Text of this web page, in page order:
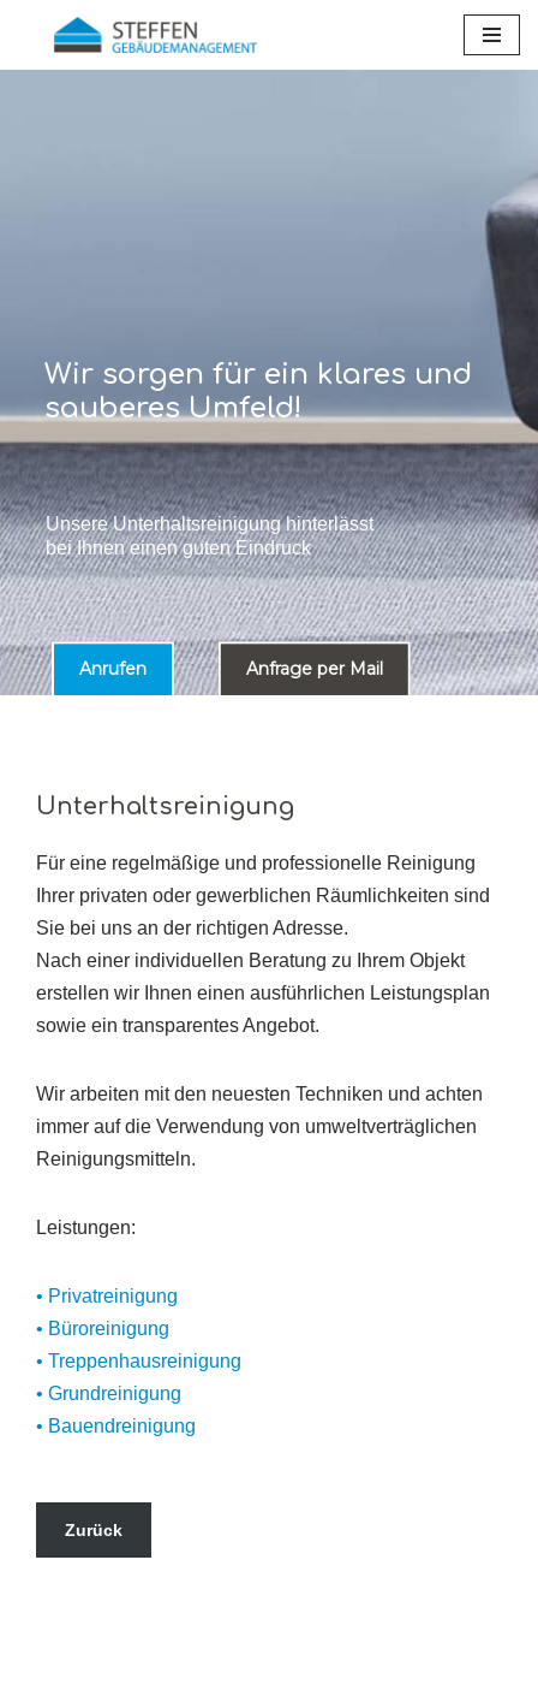
Zum
Wir sorgen für ein klares und
sauberes Umfeld!
Unsere Unterhaltsreinigung hinterlässt
bei Ihnen einen guten Eindruck
Anfrage per Mail
Anrufen
Unterhaltsreinigung
Für eine regelmäßige und professionelle Reinigung
Ihrer privaten oder gewerblichen Räumlichkeiten sind
Sie bei uns an der richtigen Adresse.
Nach einer individuellen Beratung zu Ihrem Objekt
erstellen wir Ihnen einen ausführlichen Leistungsplan
sowie ein transparentes Angebot.
Wir arbeiten mit den neuesten Techniken und achten
immer auf die Verwendung von umweltverträglichen
Reinigungsmitteln.
Leistungen:
• Privatreinigung
• Büroreinigung
• Treppenhausreinigung
• Grundreinigung
• Bauendreinigung
Zurück